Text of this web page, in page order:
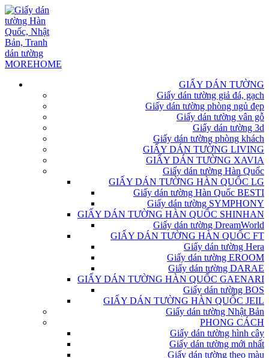
GIẤY DÁN TƯỜNG
Giấy dán tường giả đá, gạch
Giấy dán tường phòng ngủ đẹp
Giấy dán tường vân gỗ
Giấy dán tường 3d
Giấy dán tường phòng khách
GIẤY DÁN TƯỜNG LIVING
GIẤY DÁN TƯỜNG XAVIA
Giấy dán tường Hàn Quốc
GIẤY DÁN TƯỜNG HÀN QUỐC LG
Giấy dán tường Hàn Quốc BESTI
Giấy dán tường SYMPHONY
GIẤY DÁN TƯỜNG HÀN QUỐC SHINHAN
Giấy dán tường DreamWorld
GIẤY DÁN TƯỜNG HÀN QUỐC FT
Giấy dán tường Hera
Giấy dán tường EROOM
Giấy dán tường DARAE
GIẤY DÁN TƯỜNG HÀN QUỐC GAENARI
Giấy dán tường BOS
GIẤY DÁN TƯỜNG HÀN QUỐC JEIL
Giấy dán tường Nhật Bản
PHONG CÁCH
Giấy dán tường hình cây
Giấy dán tường mới nhất
Giấy dán tường theo màu